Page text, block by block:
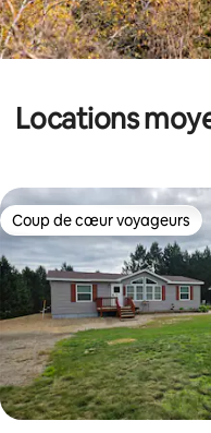
Locations
Coup de cœur voyageurs
Coup de cœur voyageurs